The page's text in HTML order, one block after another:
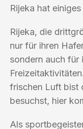
Rijeka hat
Rijeka, die
nur für ihren
sondern auch für
frischen Luft bist
besuchst, hier
Als